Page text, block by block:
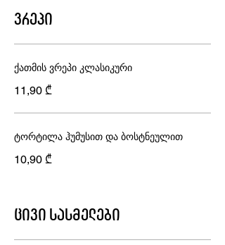
ვრეპი
ქათმის ვრეპი კლასიკური
11,90 ₾
ტორტილა ჰუმუსით და ბოსტნეულით
10,90 ₾
ცივი სასმელები